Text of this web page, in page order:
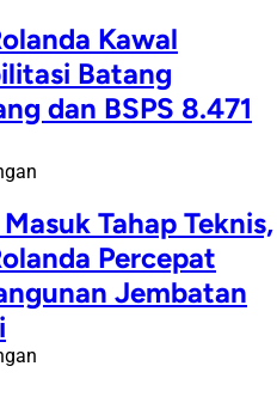
Kawal
Batang
dan BSPS 8.471
Tahap Teknis,
Percepat
Jembatan